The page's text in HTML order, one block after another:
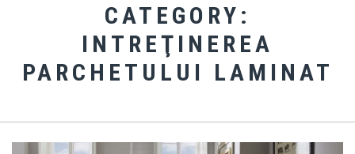
CATEGORY:
INTREŢINEREA
PARCHETULUI LAMINAT